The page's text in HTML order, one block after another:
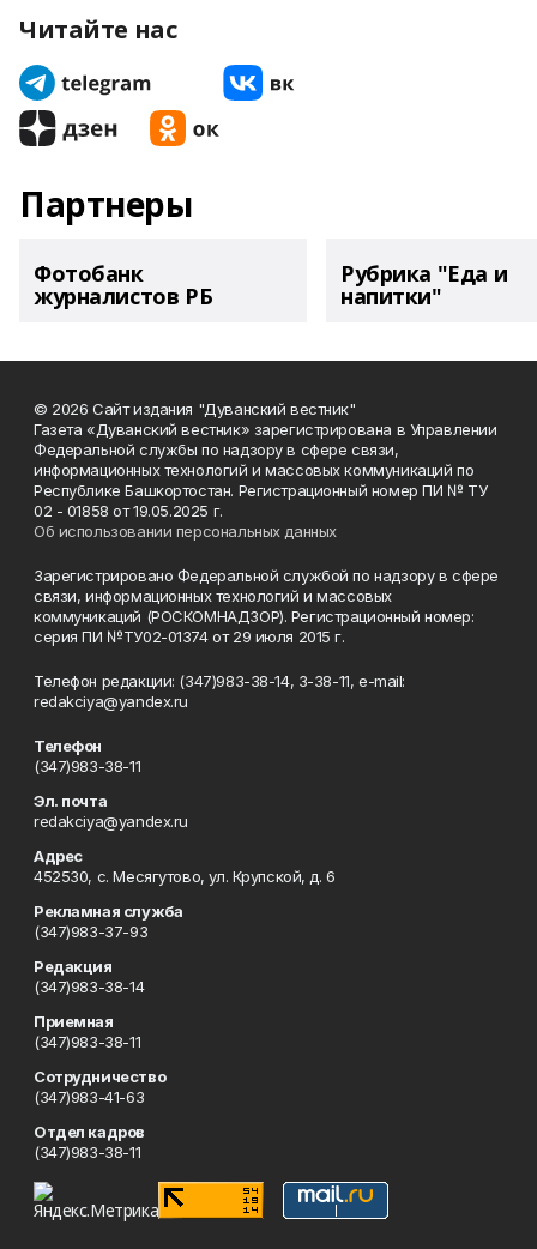
Читайте нас
Партнеры
Фотобанк
журналистов РБ
Рубрика "Еда и
напитки"
© 2026 Сайт издания "Дуванский вестник"
Газета «Дуванский вестник» зарегистрирована в Управлении
Федеральной службы по надзору в сфере связи,
информационных технологий и массовых коммуникаций по
Республике Башкортостан. Регистрационный номер ПИ № ТУ
02 - 01858 от 19.05.2025 г.
Об использовании персональных данных
Зарегистрировано Федеральной службой по надзору в сфере
связи, информационных технологий и массовых
коммуникаций (РОСКОМНАДЗОР). Регистрационный номер:
серия ПИ №ТУ02-01374 от 29 июля 2015 г.
Телефон редакции: (347)983-38-14, 3-38-11, e-mail:
redakciya@yandex.ru
Телефон
(347)983-38-11
Эл. почта
redakciya@yandex.ru
Адрес
452530, с. Месягутово, ул. Крупской, д. 6
Рекламная служба
(347)983-37-93
Редакция
(347)983-38-14
Приемная
(347)983-38-11
Сотрудничество
(347)983-41-63
Отдел кадров
(347)983-38-11